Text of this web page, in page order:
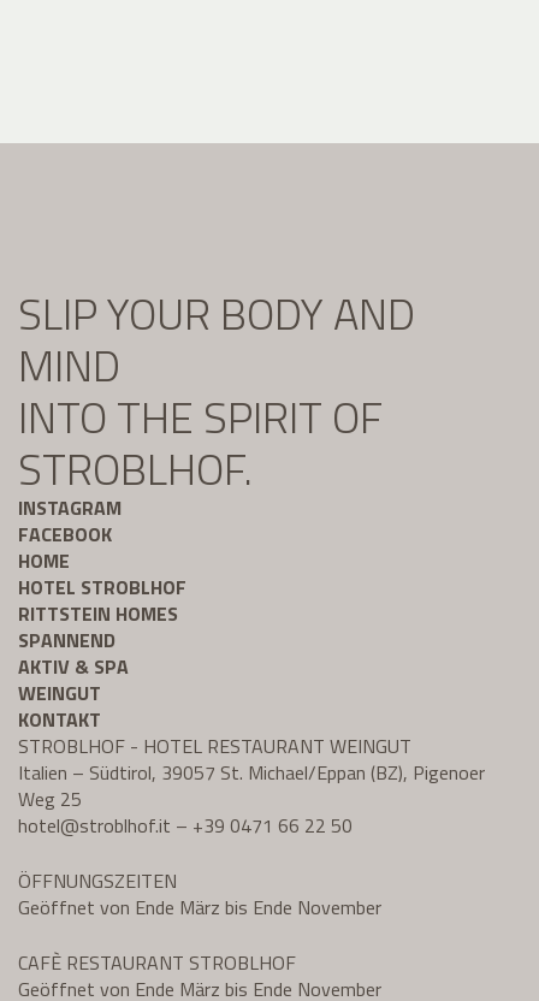
SLIP YOUR BODY AND
MIND
INTO THE SPIRIT OF
STROBLHOF.
INSTAGRAM
FACEBOOK
HOME
HOTEL STROBLHOF
RITTSTEIN HOMES
SPANNEND
AKTIV & SPA
WEINGUT
KONTAKT
STROBLHOF - HOTEL RESTAURANT WEINGUT
Italien – Südtirol, 39057 St. Michael/Eppan (BZ), Pigenoer
Weg 25
hotel@stroblhof.it – +39 0471 66 22 50
ÖFFNUNGSZEITEN
Geöffnet von Ende März bis Ende November
CAFÈ RESTAURANT STROBLHOF
Geöffnet von Ende März bis Ende November